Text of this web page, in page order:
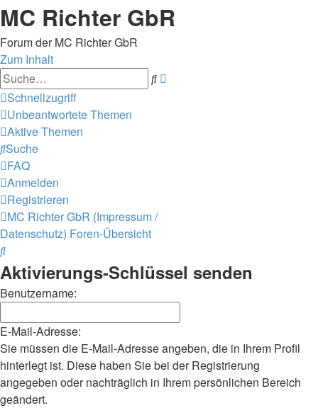
MC Richter GbR
Forum der MC Richter GbR
Zum Inhalt
Suche
Schnellzugriff
Unbeantwortete Themen
Aktive Themen
Suche
FAQ
Anmelden
Registrieren
MC Richter GbR (Impressum /
Datenschutz) Foren-Übersicht
Suche
Aktivierungs-Schlüssel senden
Benutzername:
E-Mail-Adresse:
Sie müssen die E-Mail-Adresse angeben, die in Ihrem Profil
hinterlegt ist. Diese haben Sie bei der Registrierung
angegeben oder nachträglich in Ihrem persönlichen Bereich
geändert.